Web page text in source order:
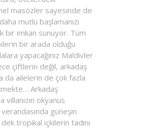
masözler sayesinde de
mutlu başlamanızı
bir imkan sunuyor. Tüm
bir arada olduğu
yapacağınız Maldivler
çiftlerin değil, arkadaş
da ailelerin de çok fazla
Arkadaş
villanızın okyanus
verandasında güneşin
tropikal içkilerin tadını